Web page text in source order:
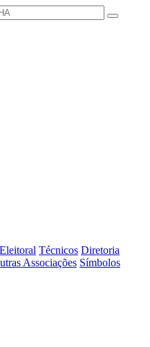
Técnicos Diretoria
Associações Símbolos